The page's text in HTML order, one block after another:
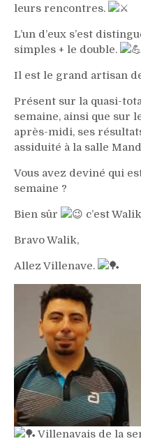
leurs rencontres.
L’un d’eux s’est
simples + le double.
Il est le grand artisan
Présent sur la quasi-
semaine, ainsi que sur
après-midi, ses
assiduité à la salle
Vous avez deviné qui
semaine ?
Bien sûr c’est
Bravo Walik,
Allez Villenave.
Villenavais de la